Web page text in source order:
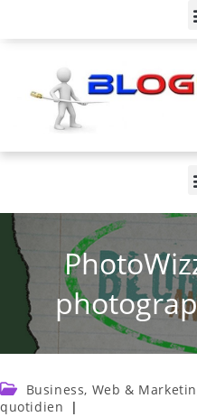
Business, Web &
quotidien